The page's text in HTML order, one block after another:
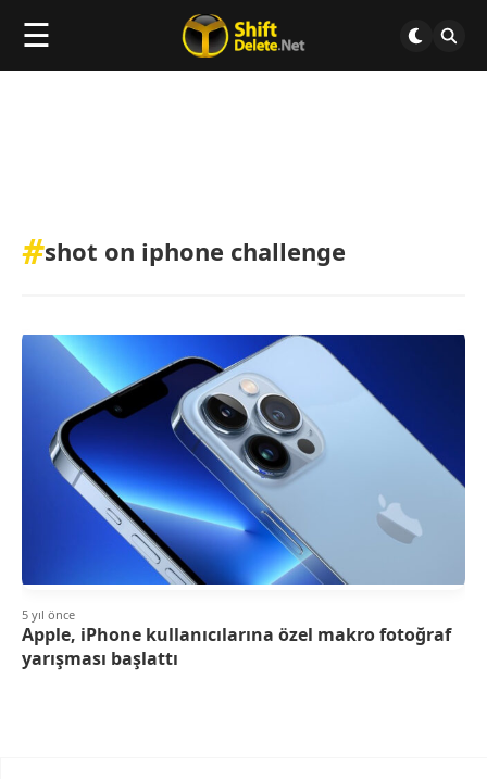
☰
#shot on iphone challenge
5 yıl önce
Apple, iPhone kullanıcılarına özel makro fotoğraf
yarışması başlattı